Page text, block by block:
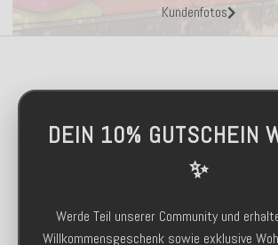
Kundenfotos
DEIN 10% GUTSCHEIN
✨
Werde Teil unserer Community und
Willkommensgeschenk sowie exklusive